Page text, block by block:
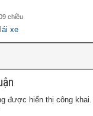
chiều
xe
được hiển thị công khai.